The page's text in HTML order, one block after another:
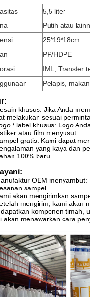
5,5 liter
Putih atau
25*19*18cm
PP/HDPE
IML, Transfer
Pelapis,
khusus: Jika Anda
melakukan sesuai
/ label khusus: Logo
atau film menyusut.
gratis: Kami dapat
yang kaya dan
100% baru.
OEM menyambut:
sampel
akan mengirimkan
mengirim, kami akan
komponen timah,
akan menawarkan cara